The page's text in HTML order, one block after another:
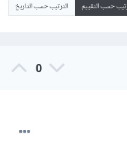
حسب التقييم الترتيب حسب التاريخ
0